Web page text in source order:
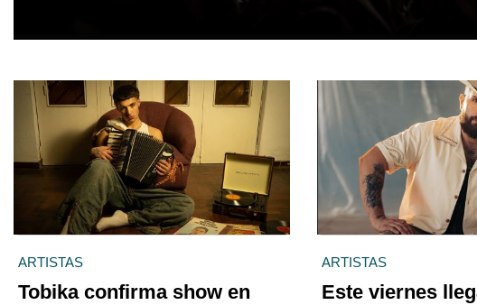
ARTISTAS
Tobika confirma show en
ARTISTAS
Este viernes